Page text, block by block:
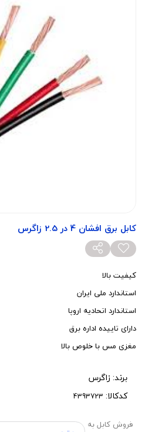
کابل برق افشان 4 در 2.5 زاگرس
کیفیت بالا
استاندارد ملی ایران
استاندارد اتحادیه اروپا
دارای تاییده اداره برق
مغزی مس با خلوص بالا
برند: زاگرس
کدکالا:
فروش کابل به